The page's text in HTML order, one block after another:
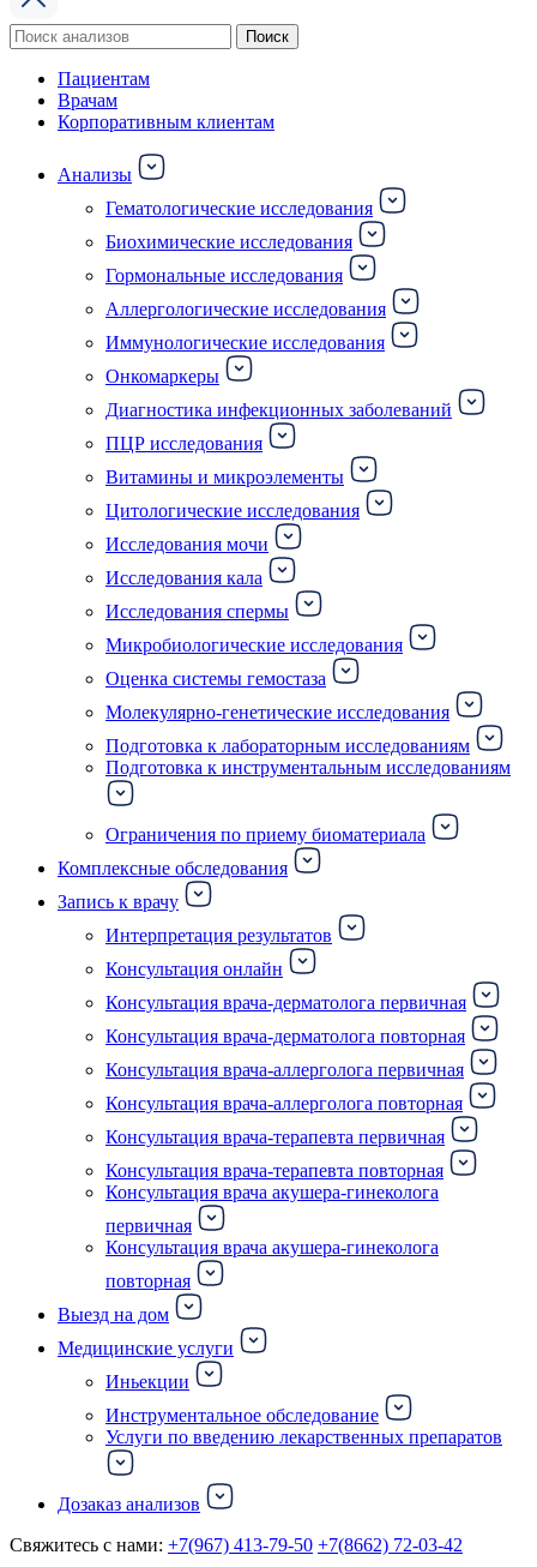
Поиск
по:
Поиск
Пациентам
Врачам
Корпоративным клиентам
Анализы
Гематологические исследования
Биохимические исследования
Гормональные исследования
Аллергологические исследования
Иммунологические исследования
Онкомаркеры
Диагностика инфекционных заболеваний
ПЦР исследования
Витамины и микроэлементы
Цитологические исследования
Исследования мочи
Исследования кала
Исследования спермы
Микробиологические исследования
Оценка системы гемостаза
Молекулярно-генетические исследования
Подготовка к лабораторным исследованиям
Подготовка к инструментальным исследованиям
Ограничения по приему биоматериала
Комплексные обследования
Запись к врачу
Интерпретация результатов
Консультация онлайн
Консультация врача-дерматолога первичная
Консультация врача-дерматолога повторная
Консультация врача-аллерголога первичная
Консультация врача-аллерголога повторная
Консультация врача-терапевта первичная
Консультация врача-терапевта повторная
Консультация врача акушера-гинеколога
первичная
Консультация врача акушера-гинеколога
повторная
Выезд на дом
Медицинские услуги
Иньекции
Инструментальное обследование
Услуги по введению лекарственных препаратов
Дозаказ анализов
Свяжитесь с нами: +7(967) 413-79-50 +7(8662) 72-03-42